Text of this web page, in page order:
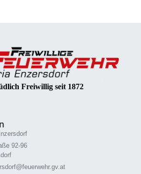
Freiwillig seit 1872
92-96